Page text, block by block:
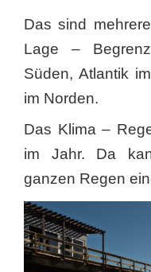
Das sind
Lage –
Süden, Atlantik
im Norden.
Das Klima –
im Jahr. Da
ganzen Regen